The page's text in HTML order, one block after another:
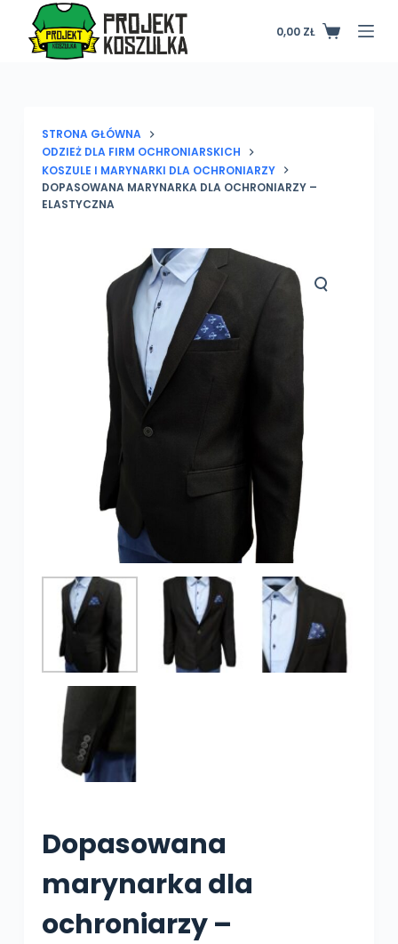
Koszyk
0,00 ZŁ
STRONA GŁÓWNA
ODZIEŻ DLA FIRM OCHRONIARSKICH
KOSZULE I MARYNARKI DLA OCHRONIARZY
DOPASOWANA MARYNARKA DLA OCHRONIARZY –
ELASTYCZNA
Dopasowana
marynarka dla
ochroniarzy –